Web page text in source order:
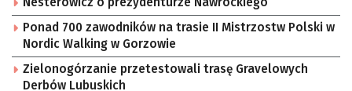
Ponad 700 zawodników na trasie II Mistrzostw Polski w
Nordic Walking w Gorzowie
Zielonogórzanie przetestowali trasę Gravelowych
Derbów Lubuskich